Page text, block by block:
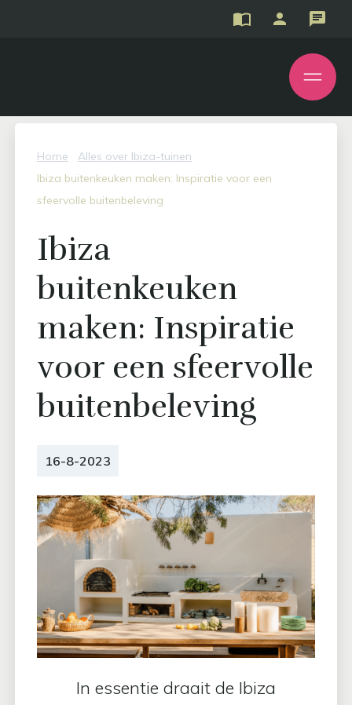
Home
Alles over Ibiza-tuinen
Ibiza buitenkeuken maken: Inspiratie voor een
sfeervolle buitenbeleving
Ibiza
buitenkeuken
maken: Inspiratie
voor een sfeervolle
buitenbeleving
16-8-2023
In essentie draait de Ibiza